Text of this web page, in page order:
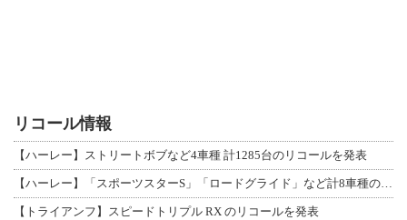
リコール情報
【ハーレー】ストリートボブなど4車種 計1285台のリコールを発表
【ハーレー】「スポーツスターS」「ロードグライド」など計8車種のリコールを発表
【トライアンフ】スピードトリプル RX のリコールを発表